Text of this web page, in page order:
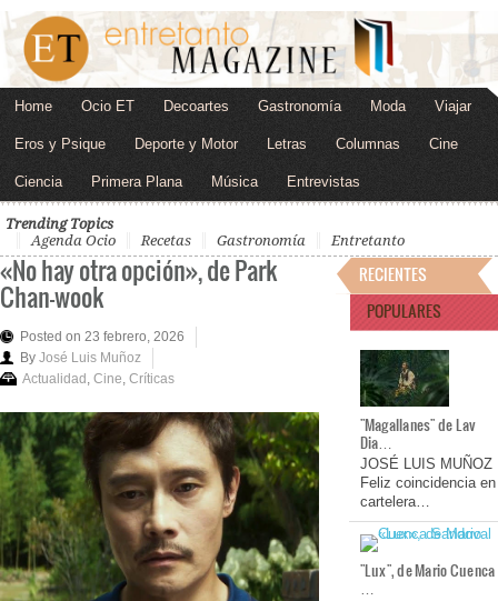
Home Ocio ET Decoartes Gastronomía Moda Viajar
Eros y Psique Deporte y Motor Letras Columnas Cine
Ciencia Primera Plana Música Entrevistas
Trending Topics
Agenda Ocio
Recetas Gastronomía Entretanto
«No hay otra opción», de Park
Chan-wook
Posted on 23 febrero, 2026
By José Luis Muñoz
Actualidad Cine Críticas
RECIENTES
POPULARES
"Magallanes" de Lav
Dia…
JOSÉ LUIS MUÑOZ
Feliz coincidencia en
cartelera…
"Lux", de Mario Cuenca
…